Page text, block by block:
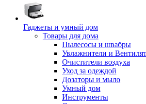
Гаджеты и умный дом
Товары для дома
Пылесосы и швабры
Увлажнители и
Очистители воздуха
Уход за одеждой
Дозаторы и мыло
Умный дом
Инструменты